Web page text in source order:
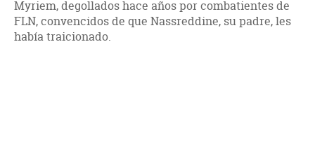
Myriem, degollados hace años por combatientes de
FLN, convencidos de que Nassreddine, su padre, les
había traicionado.